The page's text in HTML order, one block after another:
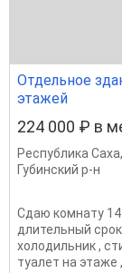
Отдельное
этажей
224 000 ₽ в
Республика Саха,
Губинский р-н
Сдаю комнату
длительный
холодильник ,
туалет на этаже